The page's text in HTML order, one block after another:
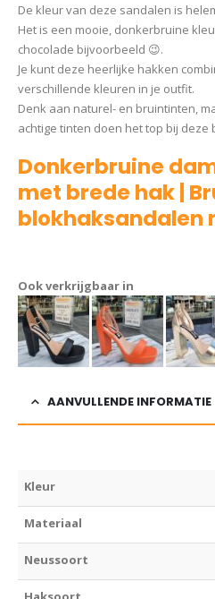
De kleur van deze sandalen is
Het is een mooie, donkerbruine
chocolade bijvoorbeeld 😉.
Je kunt deze heerlijke hakken
verschillende kleuren in je outfit.
Denk aan naturel- en bruintinten,
achtige tinten doen het top bij deze
Donkerbruine
met brede hak |
blokhaksandalen
Ook verkrijgbaar in
AANVULLENDE INFORMATIE
Kleur
Materiaal
Neussoort